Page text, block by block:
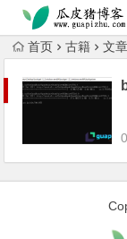
跳转到主内容
首页 古籍 文章